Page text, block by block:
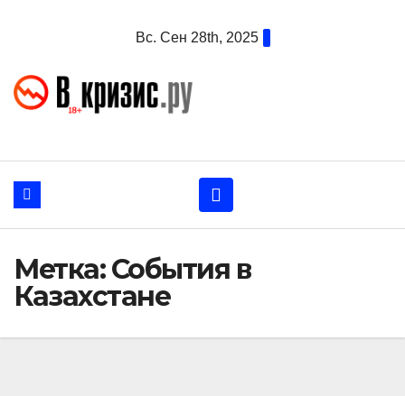
Вс. Сен 28th, 2025
Метка:События в
Казахстане